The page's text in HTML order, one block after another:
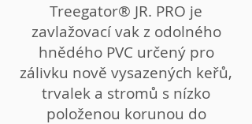
Treegator® JR. PRO je
zavlažovací vak z odolného
hnědého PVC určený pro
zálivku nově vysazených keřů,
trvalek a stromů s nízko
položenou korunou do